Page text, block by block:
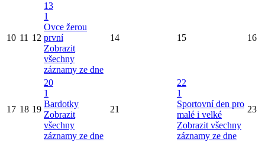
10 11 12
13
1
Ovce žerou
první
Zobrazit
všechny
záznamy ze dne
14 15 16
17 18 19
20
1
Bardotky
Zobrazit
všechny
záznamy ze dne
21
22
1
Sportovní den pro
malé i velké
Zobrazit všechny
záznamy ze dne
23